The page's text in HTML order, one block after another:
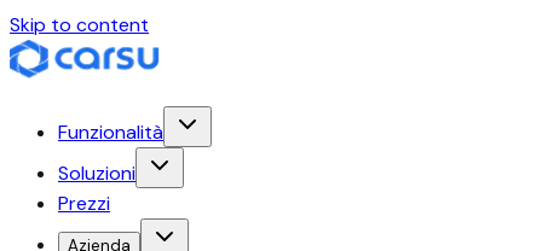
Skip to content
Funzionalità
Soluzioni
Prezzi
Azienda